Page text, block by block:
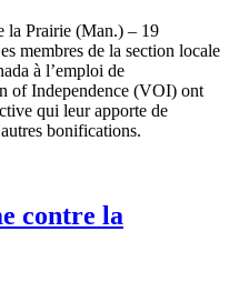
la Prairie (Man.) – 19
membres de la section locale
à l’emploi de
of Independence (VOI) ont
qui leur apporte de
bonifications.
contre la